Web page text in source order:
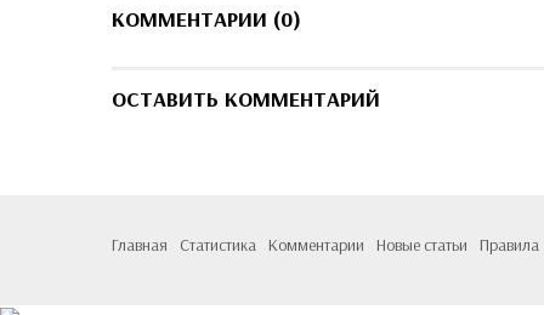
КОММЕНТАРИИ (0)
ОСТАВИТЬ КОММЕНТАРИЙ
Главная Статистика Комментарии Новые статьи Правила